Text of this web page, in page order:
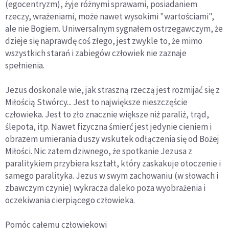
(egocentryzm), żyje różnymi sprawami, posiadaniem
rzeczy, wrażeniami, może nawet wysokimi "wartościami",
ale nie Bogiem. Uniwersalnym sygnałem ostrzegawczym, że
dzieje się naprawdę coś złego, jest zwykle to, że mimo
wszystkich starań i zabiegów człowiek nie zaznaje
spełnienia.
Jezus doskonale wie, jak straszną rzeczą jest rozmijać się z
Miłością Stwórcy... Jest to największe nieszczęście
człowieka. Jest to zło znacznie większe niż paraliż, trąd,
ślepota, itp. Nawet fizyczna śmierć jest jedynie cieniem i
obrazem umierania duszy wskutek odłączenia się od Bożej
Miłości. Nic zatem dziwnego, że spotkanie Jezusa z
paralitykiem przybiera kształt, który zaskakuje otoczenie i
samego paralityka. Jezus w swym zachowaniu (w słowach i
zbawczym czynie) wykracza daleko poza wyobrażenia i
oczekiwania cierpiącego człowieka.
Pomóc całemu człowiekowi